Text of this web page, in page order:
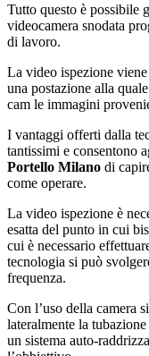
Tutto questo è possibile
videocamera snodata
di lavoro.
La video ispezione
una postazione alla
cam le immagini
I vantaggi offerti dalla
tantissimi e consentono
Portello Milano di
come operare.
La video ispezione è
esatta del punto in cui
cui è necessario
tecnologia si può
frequenza.
Con l’uso della camera
lateralmente la
un sistema auto-